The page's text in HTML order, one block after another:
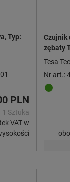
Typ:
PLN
1 Sztuka
VAT w
Czujnik
zębaty
dźwigni
Tesa
Nr art.: